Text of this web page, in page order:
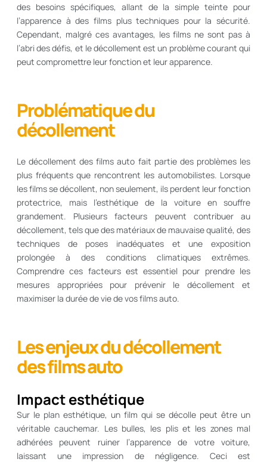
des besoins spécifiques, allant de la simple teinte pour
l’apparence à des films plus techniques pour la sécurité.
Cependant, malgré ces avantages, les films ne sont pas à
l’abri des défis, et le décollement est un problème courant qui
peut compromettre leur fonction et leur apparence.
Problématique du
décollement
Le décollement des films auto fait partie des problèmes les
plus fréquents que rencontrent les automobilistes. Lorsque
les films se décollent, non seulement, ils perdent leur fonction
protectrice, mais l’esthétique de la voiture en souffre
grandement. Plusieurs facteurs peuvent contribuer au
décollement, tels que des matériaux de mauvaise qualité, des
techniques de poses inadéquates et une exposition
prolongée à des conditions climatiques extrêmes.
Comprendre ces facteurs est essentiel pour prendre les
mesures appropriées pour prévenir le décollement et
maximiser la durée de vie de vos films auto.
Les enjeux du décollement
des films auto
Impact esthétique
Sur le plan esthétique, un film qui se décolle peut être un
véritable cauchemar. Les bulles, les plis et les zones mal
adhérées peuvent ruiner l’apparence de votre voiture,
laissant une impression de négligence. Ceci est